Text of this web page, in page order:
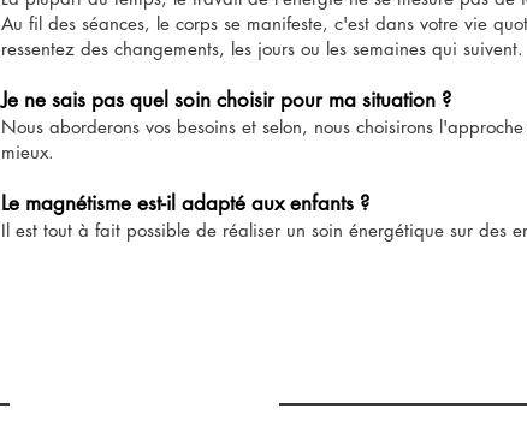
Au fil des séances, le corps se manifeste, c'est dans votre vie
ressentez des changements, les jours ou les semaines qui suivent.
Je ne sais pas quel soin choisir pour ma situation ?
Nous aborderons vos besoins et selon, nous choisirons
mieux.
Le magnétisme est-il adapté aux enfants ?
Il est tout à fait possible de réaliser un soin énergétique sur des